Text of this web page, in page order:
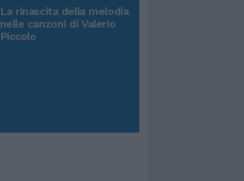
La rinascita della melodia
nelle canzoni di Valerio
Piccolo